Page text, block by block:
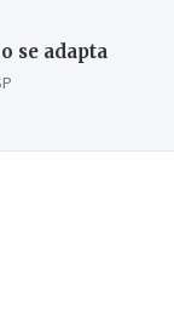
se adapta